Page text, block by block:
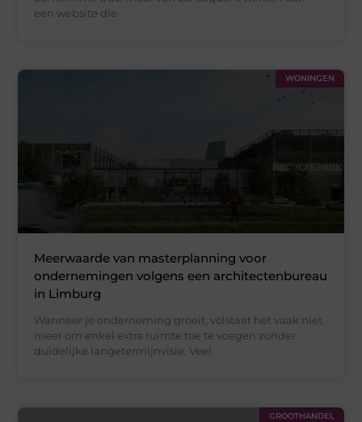
een website die
WONINGEN
Meerwaarde van masterplanning voor
ondernemingen volgens een architectenbureau
in Limburg
Wanneer je onderneming groeit, volstaat het vaak niet
meer om enkel extra ruimte toe te voegen zonder
duidelijke langetermijnvisie. Veel
GROOTHANDEL